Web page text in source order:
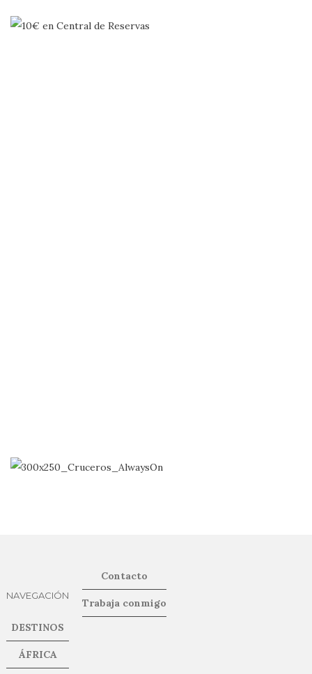
NAVEGACIÓN
DESTINOS
ÁFRICA
Contacto
Trabaja conmigo